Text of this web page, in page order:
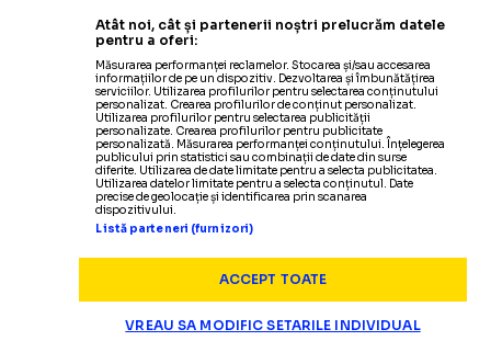
CAMPIONATUL MONDIAL 19.07
GENEROZITATEA LUI BELLINGHAM Starul englezilor
cedatpenalty-ullui Bukayo Saka, deși puteabate
un recordimportant: „A fost primul caremi-aspus”
MOMENT SUPERB LA MIAMI VIDEO:Gestul făcut de
jucătorii Franței și ai Angliei,după fluierul final al
CAMPIONATUL MONDIAL
„PARE CĂL-AM
LĂSAT LA GREU”
STRANIERI
CÂT VA ÎNCASA
ANGLIA LA CM 2026
Atât noi, cât și partenerii noștri prelucrăm datele
pentru a oferi:
Măsurarea performanței reclamelor. Stocarea și/sau accesarea
informațiilor de pe un dispozitiv. Dezvoltarea și îmbunătățirea
serviciilor. Utilizarea profilurilor pentru selectarea conținutului
personalizat. Crearea profilurilor de conținut personalizat.
Utilizarea profilurilor pentru selectarea publicității
personalizate. Crearea profilurilor pentru publicitate
personalizată. Măsurarea performanței conținutului. Înțelegerea
publicului prin statistici sau combinații de date din surse
diferite. Utilizarea de date limitate pentru a selecta publicitatea.
Utilizarea datelor limitate pentru a selecta conținutul. Date
precise de geolocație și identificarea prin scanarea
dispozitivului.
Listă parteneri (furnizori)
ACCEPT TOATE
VREAU SA MODIFIC SETARILE INDIVIDUAL